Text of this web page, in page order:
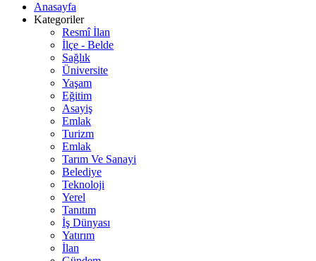
Anasayfa
Kategoriler
Resmî İlan
İlçe - Belde
Sağlık
Üniversite
Yaşam
Eğitim
Asayiş
Emlak
Turizm
Emlak
Tarım Ve Sanayi
Belediye
Teknoloji
Yerel
Tanıtım
İş Dünyası
Yatırım
İlan